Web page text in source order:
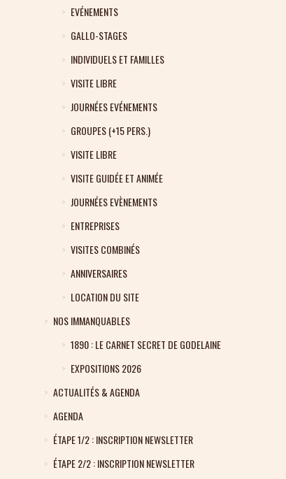
EVÉNEMENTS
GALLO-STAGES
INDIVIDUELS ET FAMILLES
VISITE LIBRE
JOURNÉES EVÉNEMENTS
GROUPES (+15 PERS.)
VISITE LIBRE
VISITE GUIDÉE ET ANIMÉE
JOURNÉES EVÈNEMENTS
ENTREPRISES
VISITES COMBINÉS
ANNIVERSAIRES
LOCATION DU SITE
NOS IMMANQUABLES
1890 : LE CARNET SECRET DE GODELAINE
EXPOSITIONS 2026
ACTUALITÉS & AGENDA
AGENDA
ÉTAPE 1/2 : INSCRIPTION NEWSLETTER
ÉTAPE 2/2 : INSCRIPTION NEWSLETTER